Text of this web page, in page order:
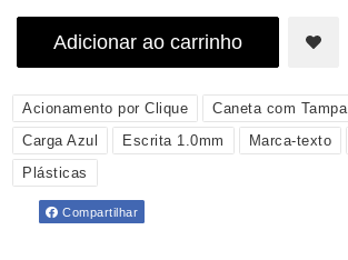
Adicionar ao carrinho
Acionamento por Clique Caneta com Tampa
Carga Azul
Escrita 1.0mm Marca-texto
Plásticas
Compartilhar